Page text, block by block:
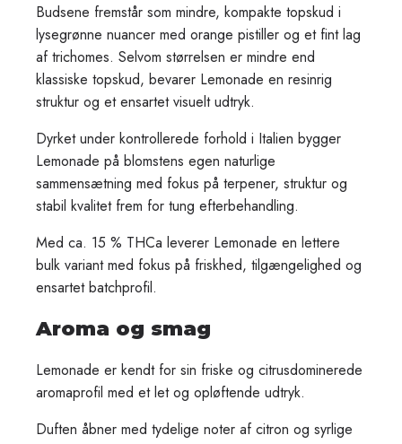
Budsene fremstår som mindre, kompakte topskud i
lysegrønne nuancer med orange pistiller og et fint lag
af trichomes. Selvom størrelsen er mindre end
klassiske topskud, bevarer Lemonade en resinrig
struktur og et ensartet visuelt udtryk.
Dyrket under kontrollerede forhold i Italien bygger
Lemonade på blomstens egen naturlige
sammensætning med fokus på terpener, struktur og
stabil kvalitet frem for tung efterbehandling.
Med ca. 15 % THCa leverer Lemonade en lettere
bulk variant med fokus på friskhed, tilgængelighed og
ensartet batchprofil.
Aroma og smag
Lemonade er kendt for sin friske og citrusdominerede
aromaprofil med et let og opløftende udtryk.
Duften åbner med tydelige noter af citron og syrlige